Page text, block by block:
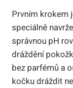
Prvním krokem
speciálně
správnou pH
dráždění
bez parfémů a
kočku dráždit